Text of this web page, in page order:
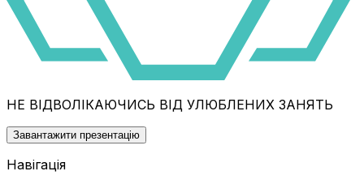
НЕ ВІДВОЛІКАЮЧИСЬ ВІД УЛЮБЛЕНИХ ЗАНЯТЬ
Завантажити презентацію
Навігація